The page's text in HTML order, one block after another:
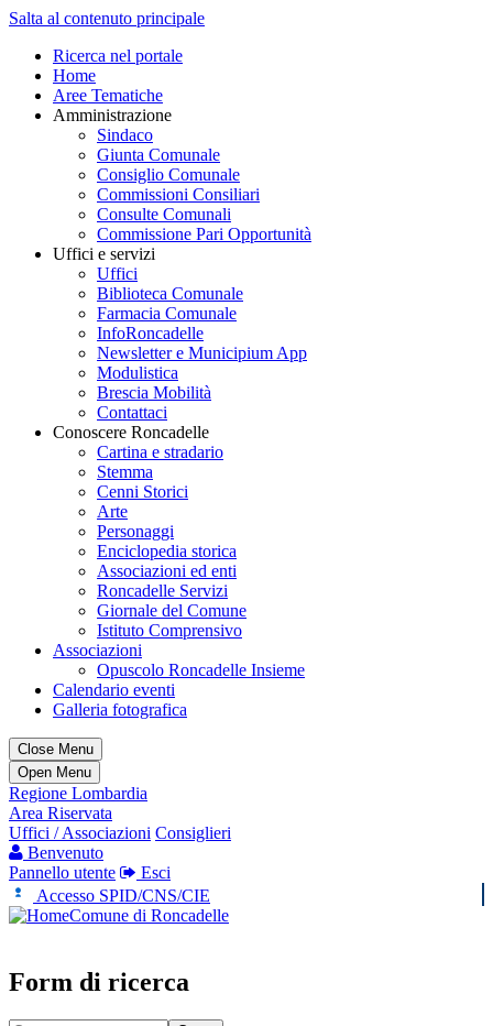
Salta al contenuto principale
Ricerca nel portale
Home
Aree Tematiche
Amministrazione
Sindaco
Giunta Comunale
Consiglio Comunale
Commissioni Consiliari
Consulte Comunali
Commissione Pari Opportunità
Uffici e servizi
Uffici
Biblioteca Comunale
Farmacia Comunale
InfoRoncadelle
Newsletter e Municipium App
Modulistica
Brescia Mobilità
Contattaci
Conoscere Roncadelle
Cartina e stradario
Stemma
Cenni Storici
Arte
Personaggi
Enciclopedia storica
Associazioni ed enti
Roncadelle Servizi
Giornale del Comune
Istituto Comprensivo
Associazioni
Opuscolo Roncadelle Insieme
Calendario eventi
Galleria fotografica
Close Menu
Open Menu
Regione Lombardia
Area Riservata
Uffici / Associazioni Consiglieri
Benvenuto
Pannello utente
Esci
Accesso SPID/CNS/CIE
Comune di Roncadelle
Form di ricerca